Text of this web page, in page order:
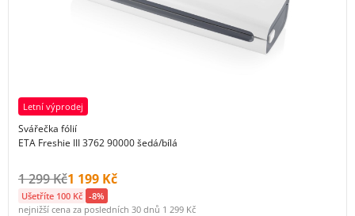
Letní výprodej
Svářečka fólií
ETA Freshie III 3762 90000 šedá/bílá
Původní cena s DPH:
1 299 KčCena s DPH:
1 199 Kč
Ušetříte 100 Kč -8%
nejnižší cena za posledních 30 dnů 1 299 Kč